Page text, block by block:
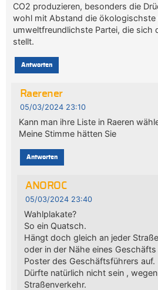
CO2 produzieren, besonders die
wohl mit Abstand die ökologischste
umweltfreundlichste Partei, die sich
stellt.
Antworten
Raerener
05/03/2024 23:10
Kann man ihre Liste in Raeren
Meine Stimme hätten Sie
Antworten
ANOROC
05/03/2024 23:40
Wahlplakate?
So ein Quatsch.
Hängt doch gleich an jeder
oder in der Nähe eines
Poster des Geschäftsführers auf.
Dürfte natürlich nicht sein ,
Straßenverkehr.